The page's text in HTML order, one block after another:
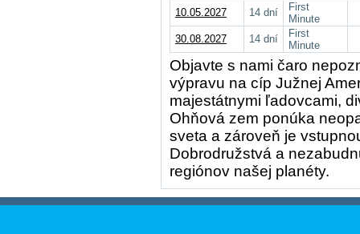
10.05.2027
14 dní
First
Minute
30.08.2027
14 dní
First
Minute
Objavte s nami čaro
výpravu na cíp Južnej
majestátnymi ľadovcami,
Ohňová zem ponúka
sveta a zároveň je
Dobrodružstvá a
regiónov našej planéty.